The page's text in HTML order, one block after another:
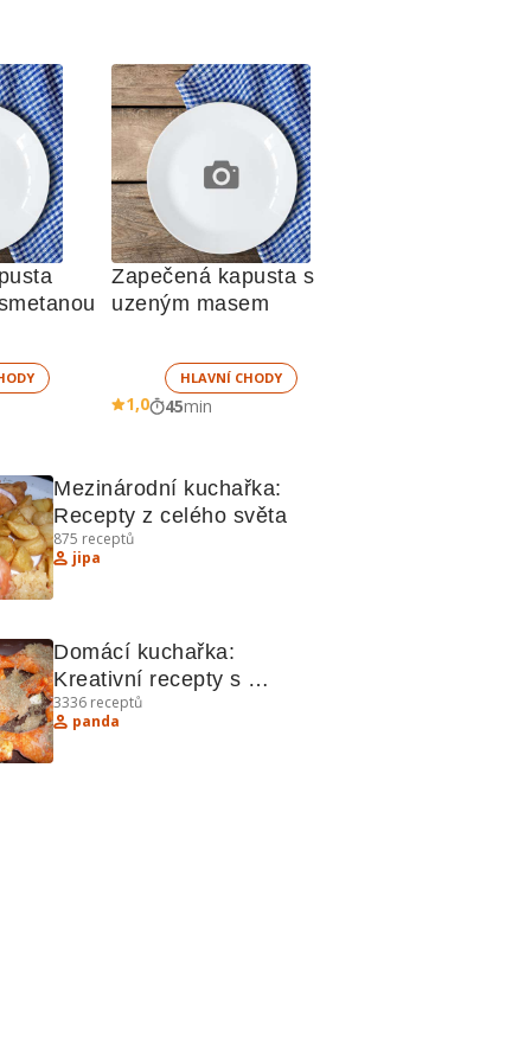
Zapečená kapusta s
uzeným masem
HLAVNÍ CHODY
1,0 45min
Mezinárodní kuchařka:
Recepty z celého světa
875 receptů
jipa
Domácí kuchařka:
Kreativní recepty s
kuřecím, sýrem a slaninou
3336 receptů
panda